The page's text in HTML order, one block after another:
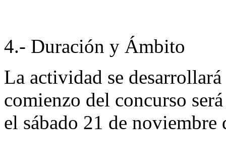
4.- Duración y Ámbito
La actividad se
comienzo del concurso
el sábado 21 de noviembre